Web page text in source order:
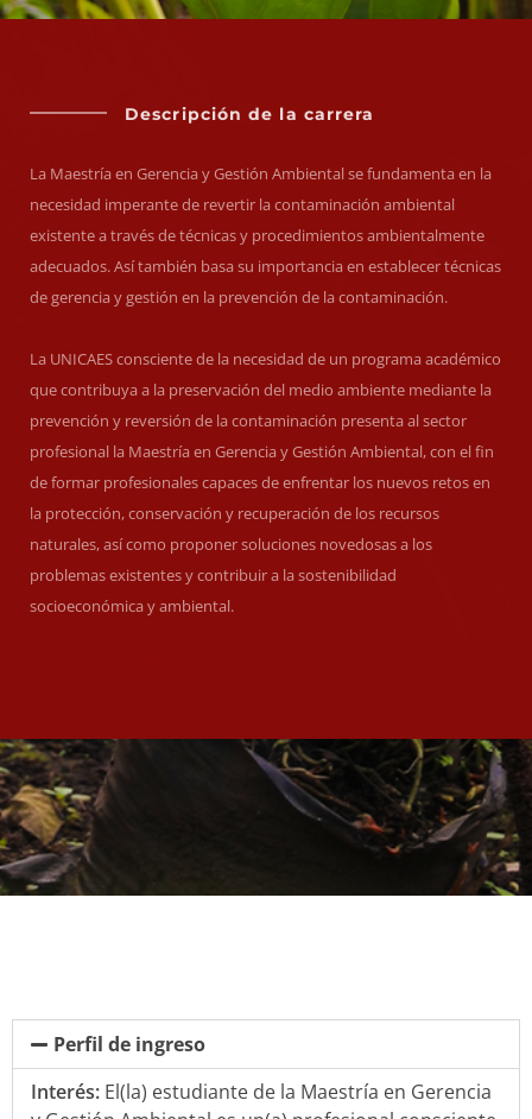
Descripción de la carrera
La Maestría en Gerencia y Gestión Ambiental se fundamenta en la
necesidad imperante de revertir la contaminación ambiental
existente a través de técnicas y procedimientos ambientalmente
adecuados. Así también basa su importancia en establecer técnicas
de gerencia y gestión en la prevención de la contaminación.
La UNICAES consciente de la necesidad de un programa académico
que contribuya a la preservación del medio ambiente mediante la
prevención y reversión de la contaminación presenta al sector
profesional la Maestría en Gerencia y Gestión Ambiental, con el fin
de formar profesionales capaces de enfrentar los nuevos retos en
la protección, conservación y recuperación de los recursos
naturales, así como proponer soluciones novedosas a los
problemas existentes y contribuir a la sostenibilidad
socioeconómica y ambiental.
Perfil de ingreso
Interés: El(la) estudiante de la Maestría en Gerencia